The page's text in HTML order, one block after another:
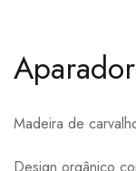
Madeira de